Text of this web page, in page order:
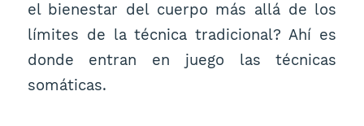
el bienestar del cuerpo más allá de los
límites de la técnica tradicional? Ahí es
donde entran en juego las técnicas
somáticas.